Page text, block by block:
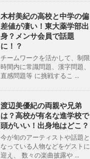
木村美紀の高校と中学の偏
差値が凄い！東大薬学部出
身？メンサ会員で話題
に！？
チームワークを活かして、制限
時間内に常識問題、漢字問題、
直感問題等 に挑戦するこ ...
渡辺美優紀の両親や兄弟
は？高校が有名な進学校で
頭がいい！出身地はどこ？
今が旬のアーティストや話題と
なっている人物などをゲストに
迎え、 数々の楽曲披露や ...